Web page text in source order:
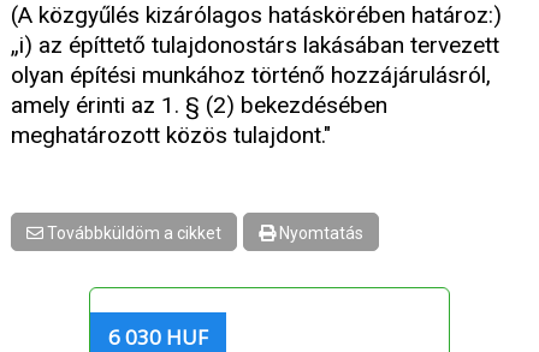
(A közgyűlés kizárólagos hatáskörében határoz:)
„i) az építtető tulajdonostárs lakásában tervezett
olyan építési munkához történő hozzájárulásról,
amely érinti az 1. § (2) bekezdésében
meghatározott közös tulajdont."
Továbbküldöm a cikket Nyomtatás
6 030 HUF